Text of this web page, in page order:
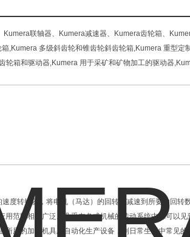
联轴器、Kumera减速器、Kumera齿轮箱、
,Kumera 多级斜齿轮和锥齿轮斜齿轮箱,Kumera 重型定
轮箱和驱动器,Kumera 用于采矿和矿物加工的驱动器
度转换器，将电机（马达）的回转数减速到所要的回转
用范围相当广泛。几乎在各式机械的传动系统中都可以
所用的加工机具及自动化生产设备，到日常生活中常见